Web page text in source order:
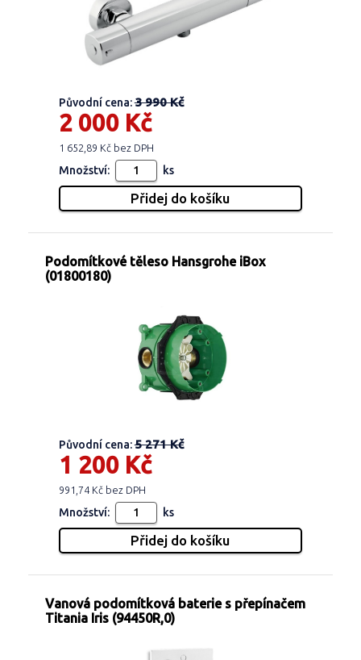
Původní cena:3 990 Kč
2 000 Kč
1 652,89 Kč bez DPH
Množství: ks
Podomítkové těleso Hansgrohe iBox
(01800180)
Původní cena:5 271 Kč
1 200 Kč
991,74 Kč bez DPH
Množství: ks
Vanová podomítková baterie s přepínačem
Titania Iris (94450R,0)